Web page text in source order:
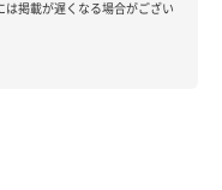
掲載が遅くなる場合がござい